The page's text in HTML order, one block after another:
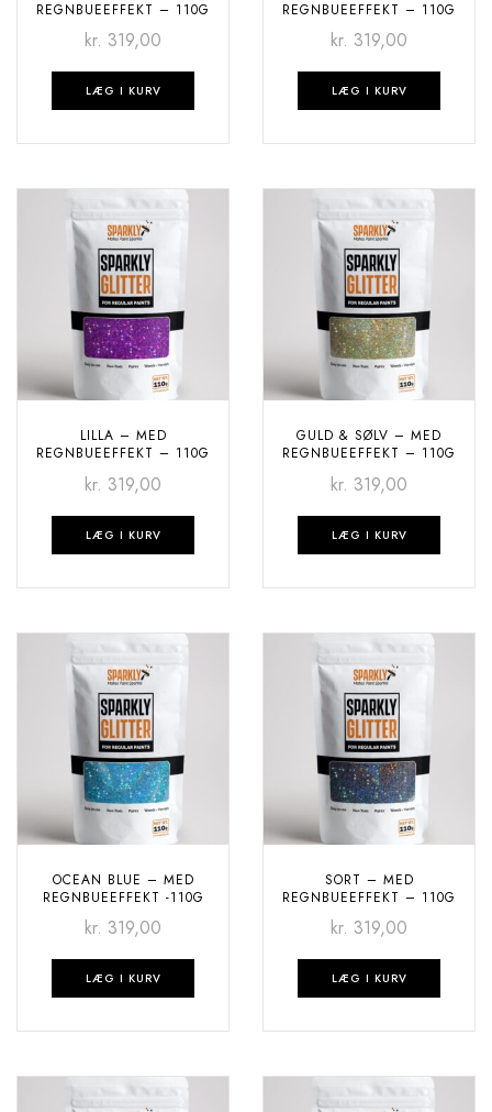
REGNBUEEFFEKT – 110G
kr. 319,00
LÆG I KURV
REGNBUEEFFEKT – 110G
kr. 319,00
LÆG I KURV
LILLA – MED
REGNBUEEFFEKT – 110G
kr. 319,00
LÆG I KURV
GULD & SØLV – MED
REGNBUEEFFEKT – 110G
kr. 319,00
LÆG I KURV
OCEAN BLUE – MED
REGNBUEEFFEKT -110G
kr. 319,00
LÆG I KURV
SORT – MED
REGNBUEEFFEKT – 110G
kr. 319,00
LÆG I KURV